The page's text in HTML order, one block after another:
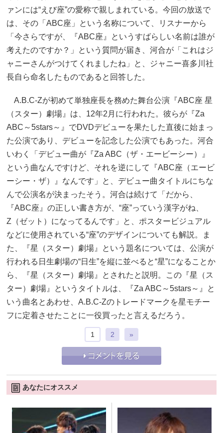
ァンには“えび座”の愛称で親しまれている。今回の放送で
は、その「ABC座」という名称について、リスナーから
「今さらですが、『ABC座』というすばらしい名前は誰が
考えたのですか？」という質問が届き、河合が「これはジ
ャニーさんがつけてくれましたね」と、ジャニー喜多川社
長自ら命名したものであると回答した。
A.B.C-Zが初めて単独座長を務めた舞台公演『ABC座 星
（スター）劇場』は、12年2月に行われた。彼らが『Za
ABC～5stars～』でDVDデビューを果たした直後に始まっ
た公演であり、デビューを記念した公演でもあった。河合
いわく「デビュー曲が『Za ABC（ザ・エービーシー）』
という曲なんですけど、それを逆にして『ABC座（エービ
ーシー・ザ）』なんです」と、デビュー曲タイトルにちな
んで公演名が決まったそう。河合は続けて「だから、
『ABC座』の正しい書き方が、“座”っていう漢字がね、
Z（ゼット）になってるんです」と、ポスタービジュアル
などに使用されている“座”のデザインについても解説。ま
た、『星（スター）劇場』という題名については、公演が
行われる日生劇場の“日生”を縦に並べると“星”になることか
ら、『星（スター）劇場』とされたと説明。この『星（ス
ター）劇場』というタイトルは、『Za ABC～5stars～』と
いう曲名とあわせ、A.B.C-Zのトレードマークを星モチー
フに定着させたことに一役買ったと言えるだろう。
1 2 »
あなたにオススメ